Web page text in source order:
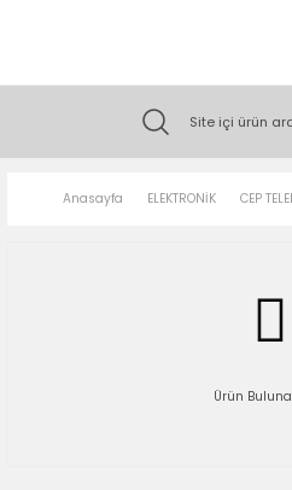
Anasayfa ELEKTRONİK CEP
Ürün